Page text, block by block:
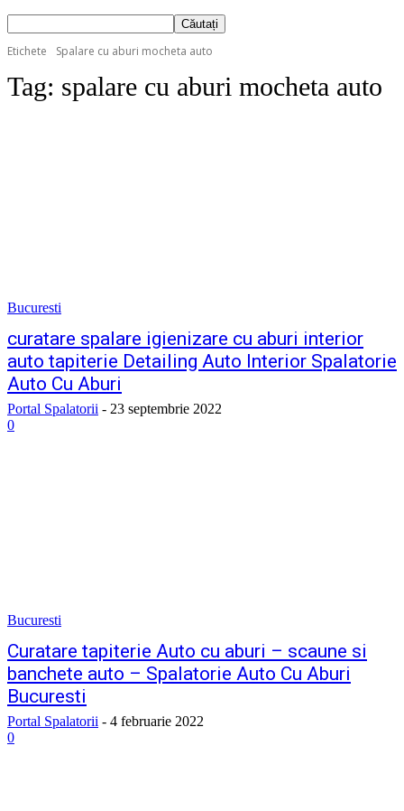
Etichete Spalare cu aburi mocheta auto
Tag: spalare cu aburi mocheta auto
Bucuresti
curatare spalare igienizare cu aburi interior
auto tapiterie Detailing Auto Interior Spalatorie
Auto Cu Aburi
Portal Spalatorii - 23 septembrie 2022
0
Bucuresti
Curatare tapiterie Auto cu aburi – scaune si
banchete auto – Spalatorie Auto Cu Aburi
Bucuresti
Portal Spalatorii - 4 februarie 2022
0